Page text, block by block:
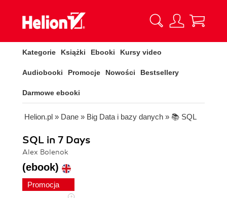
Kategorie Książki Ebooki Kursy video
Audiobooki Promocje Nowości Bestsellery
Darmowe ebooki
Helion.pl » Dane » Big Data i bazy danych » 📚 SQL
SQL in 7 Days
Alex Bolenok
(ebook)
Promocja